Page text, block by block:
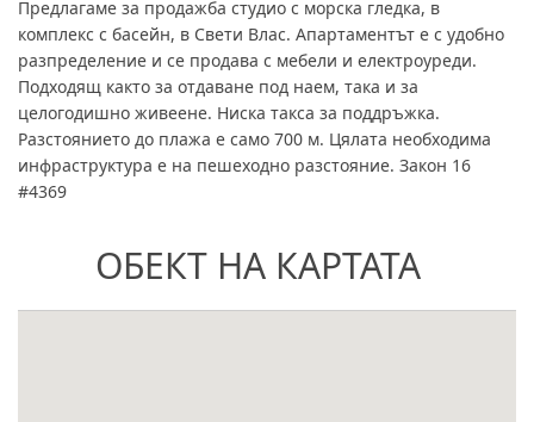
Предлагаме за продажба студио с морска гледка, в
комплекс с басейн, в Свети Влас. Апартаментът е с удобно
разпределение и се продава с мебели и електроуреди.
Подходящ както за отдаване под наем, така и за
целогодишно живеене. Ниска такса за поддръжка.
Разстоянието до плажа е само 700 м. Цялата необходима
инфраструктура е на пешеходно разстояние. Закон 16
#4369
ОБЕКТ НА КАРТАТА